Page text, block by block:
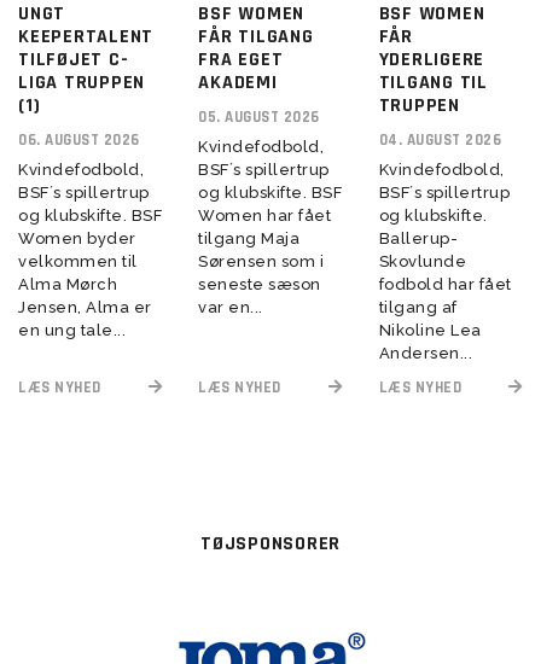
UNGT
KEEPERTALENT
TILFØJET C-
LIGA TRUPPEN
(1)
06. AUGUST 2026
Kvindefodbold,
BSF´s spillertrup
og klubskifte. BSF
Women byder
velkommen til
Alma Mørch
Jensen, Alma er
en ung tale...
LÆS NYHED
BSF WOMEN
FÅR TILGANG
FRA EGET
AKADEMI
05. AUGUST 2026
Kvindefodbold,
BSF´s spillertrup
og klubskifte. BSF
Women har fået
tilgang Maja
Sørensen som i
seneste sæson
var en...
LÆS NYHED
BSF WOMEN
FÅR
YDERLIGERE
TILGANG TIL
TRUPPEN
04. AUGUST 2026
Kvindefodbold,
BSF´s spillertrup
og klubskifte.
Ballerup-
Skovlunde
fodbold har fået
tilgang af
Nikoline Lea
Andersen...
LÆS NYHED
TØJSPONSORER